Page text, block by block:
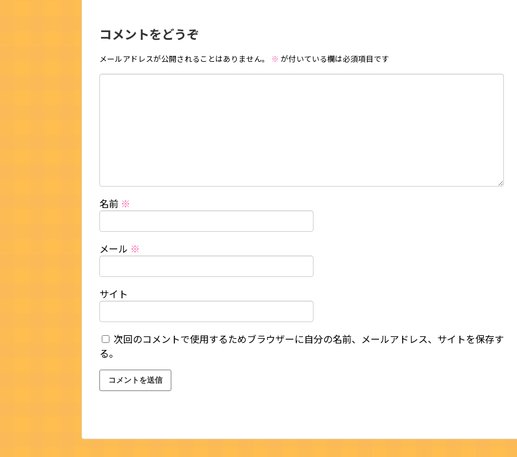
コメントをどうぞ
メールアドレスが公開されることはありません。 ※ が付いている欄は必須項目です
名前 ※
メール ※
サイト
次回のコメントで使用するためブラウザーに自分の名前、メールアドレス、サイトを保存す
る。